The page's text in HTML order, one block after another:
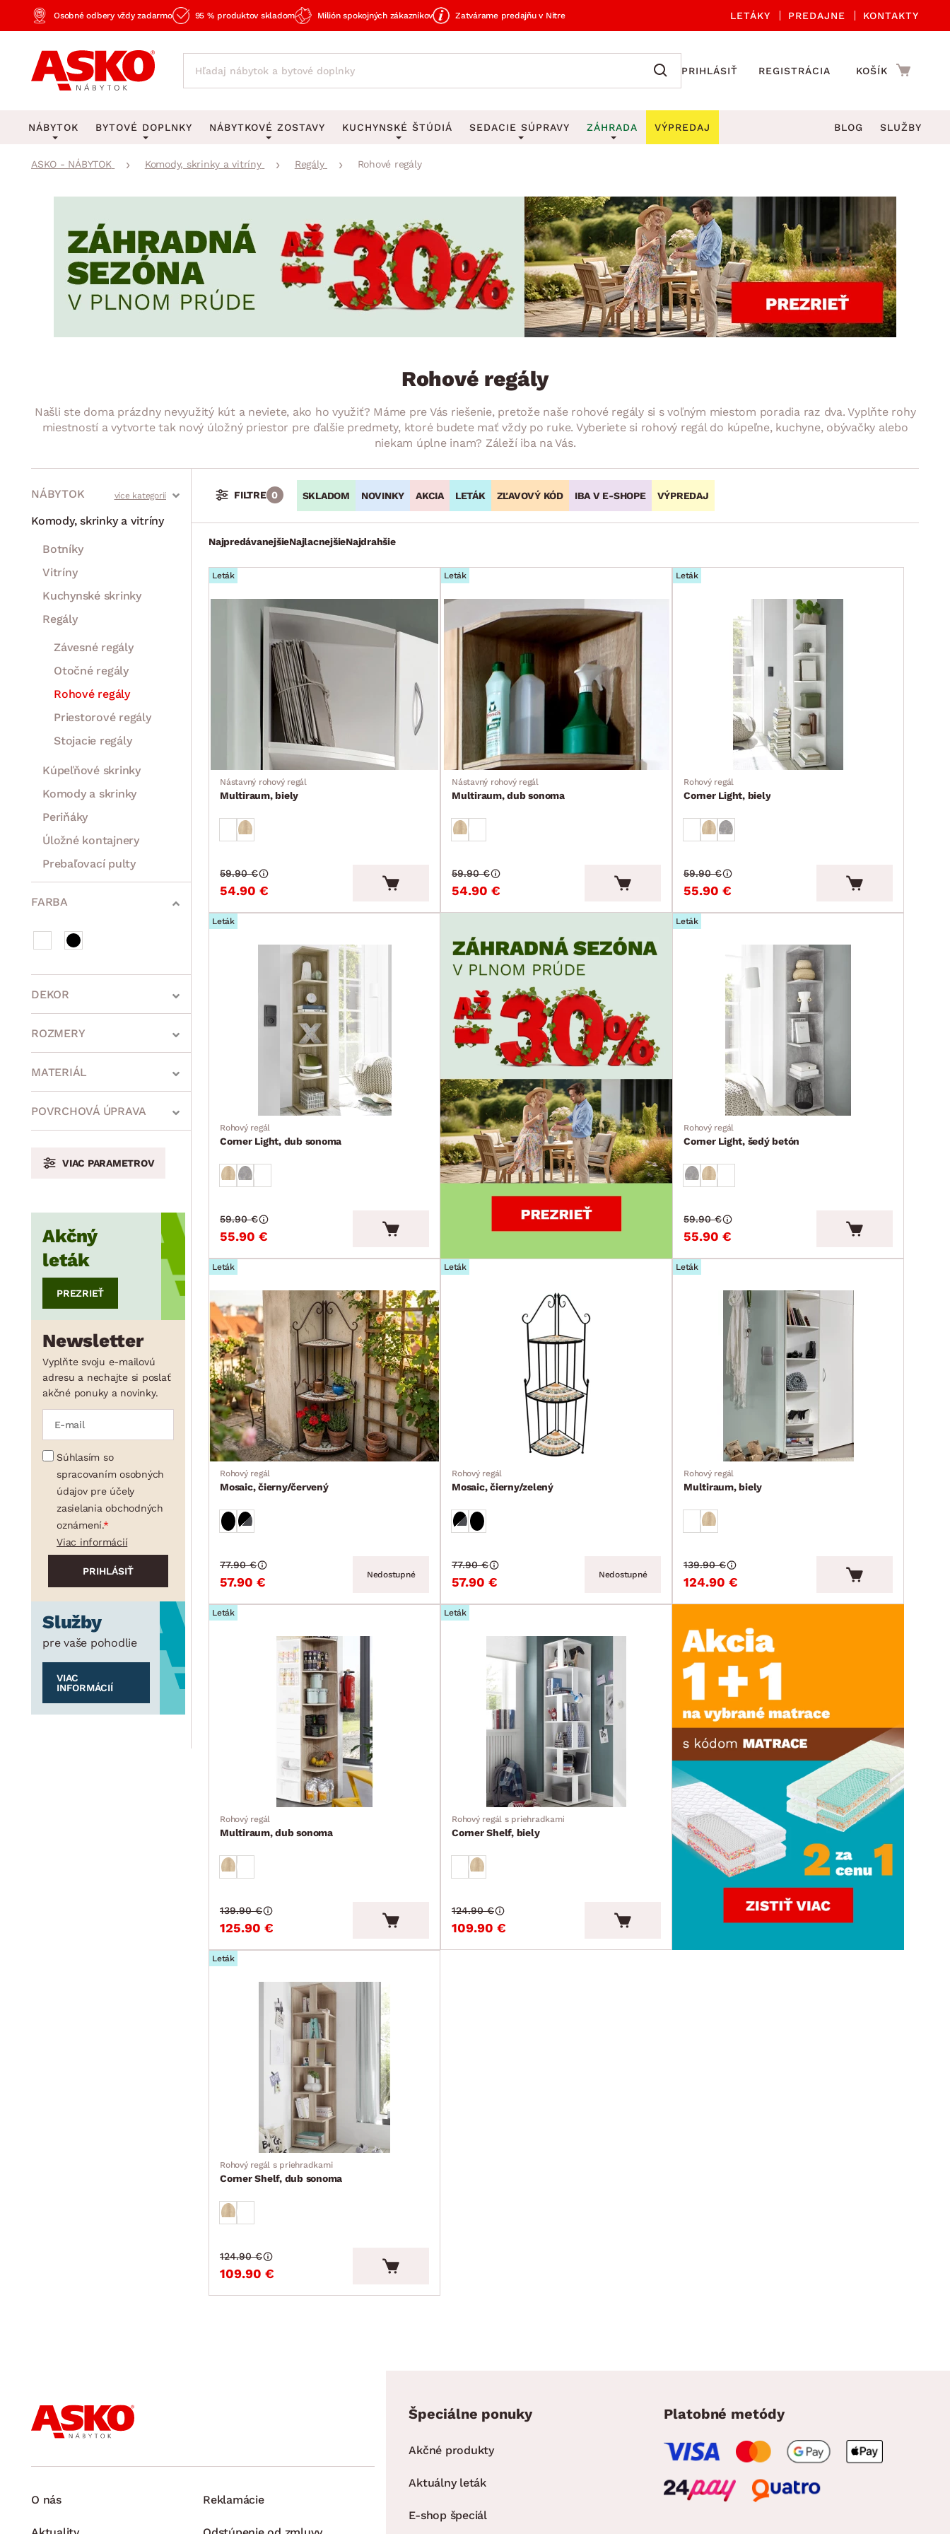
Osobné odbery vždy zadarmo 95 % produktov skladom Milión spokojných zákazníkov Zatvárame predajňu v Nitre LETÁKY PREDAJNE KONTAKTY
PRIHLÁSIŤ REGISTRÁCIA KOŠÍK
NÁBYTOK
Obývacia izba
Spálňa
Kúpeľňa
BYTOVÉ DOPLNKY
KOBERCE
Veľké a stredné koberce
Detské koberce
Kúpeľňové predložky
OSVETLENIE
Stolové lampy a lampičky
Lustre a závesné svietidlá
Zobrazit vše
DEKORÁCIE
Obrazy
Zrkadlá
Hodiny
Vázy
Zobrazit vše
Vešiaky na kľúče
Stojany na dáždniky
Stojany na noviny
Stojany na oblečenie
Zobrazit vše
Kuchynské príslušenstvo
Kúpeľňové doplnky
Záhradné doplnky
Závesy a žalúzie Panvice
ZÁHRADNÉ DOPLNKY VIANOCE
NÁBYTKOVÉ ZOSTAVY
Obývacie zostavy
Spálňové zostavy
Kancelárske zostavy
Kuchynské zostavy
Detské zostavy
Predsieňové zostavy
KUCHYNSKÉ ŠTÚDIÁ SEDACIE SÚPRAVY
Rohové sedacie súpravy
Sedacie súpravy 3-2-1
Sedacie súpravy na mieru
ZÁHRADA
Záhradné stoličky a kreslá
Záhradné lavice
Záhradné stoly
Záhradné hojdačky
Záhradné lehátka
Záhradné doplnky
VÝPREDAJ BLOG SLUŽBY
ASKO - NÁBYTOK Komody, skrinky a vitríny Regály Rohové regály
Rohové regály
Našli ste doma prázdny nevyužitý kút a neviete, ako ho využiť? Máme pre Vás riešenie, pretože naše rohové regály si s voľným miestom poradia raz dva. Vyplňte rohy
miestností a vytvorte tak nový úložný priestor pre ďalšie predmety, ktoré budete mať vždy po ruke. Vyberiete si rohový regál do kúpeľne, kuchyne, obývačky alebo
niekam úplne inam? Záleží iba na Vás.
NÁBYTOK
Stoly a stolíky
Kreslá a sedenia
Stoličky a lavice
Postele
Šatníkové skrine
Rošty
Matrace
Komody, skrinky a vitríny
Botníky
Vitríny
Kuchynské skrinky
Regály
Závesné regály
Otočné regály
Rohové regály
Priestorové regály
Stojacie regály
Kúpeľňové skrinky
Komody a skrinky
Periňáky
Úložné kontajnery
Prebaľovací pulty
Bytové doplnky
Sedacie súpravy a pohovky
Zostavy a steny
Drobný nábytok
Spotrebiče
FARBA
DEKOR
ROZMERY
min. cm max.
min. cm max.
min. cm cm
MATERIÁL
POVRCHOVÁ ÚPRAVA
VIAC PARAMETROV
Akčný
leták
PREZRIEŤ
Newsletter
Vyplňte svoju e-mailovú
adresu a nechajte si poslať
akčné ponuky a novinky.
Súhlasím so
spracovaním osobných
údajov pre účely
zasielania obchodných
oznámení.
Viac informácií
Služby
pre vaše pohodlie
VIAC
INFORMÁCIÍ
SKLADOM NOVINKY AKCIA LETÁK ZĽAVOVÝ KÓD IBA V E-SHOPE VÝPREDAJ
FILTRE 0
NajpredávanejšieNajlacnejšieNajdrahšie
Leták
Nástavný rohový regál
Multiraum, biely
54.90 €
59.90 €
Leták
Nástavný rohový regál
Multiraum, dub sonoma
54.90 €
59.90 €
Leták
Rohový regál
Corner Light, biely
55.90 €
59.90 €
Leták
Rohový regál
Corner Light, dub sonoma
55.90 €
59.90 €
Leták
Rohový regál
Corner Light, šedý betón
55.90 €
59.90 €
Leták
Rohový regál
Mosaic, čierny/červený
57.90 €
77.90 €
Nedostupné
Leták
Rohový regál
Mosaic, čierny/zelený
57.90 €
77.90 €
Nedostupné
Leták
Rohový regál
Multiraum, biely
124.90 €
139.90 €
Leták
Rohový regál
Multiraum, dub sonoma
125.90 €
139.90 €
Leták
Rohový regál s priehradkami
Corner Shelf, biely
109.90 €
124.90 €
Leták
Rohový regál s priehradkami
Corner Shelf, dub sonoma
109.90 €
124.90 €
O nás Reklamácie
Špeciálne ponuky
Akčné produkty
Aktuálny leták
E-shop špeciál
Platobné metódy